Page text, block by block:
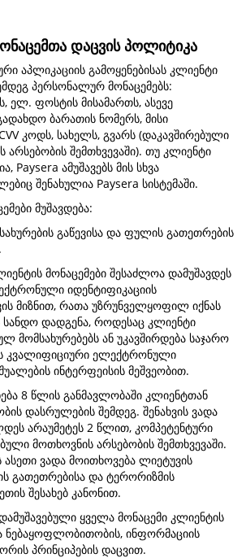
დაცვის პოლიტიკა
აპლიკაციის გამოყენებისას კლიენტი
პერსონალურ მონაცემებს:
ელ. ფოსტის მისამართს, ასევე
ბარათის ნომერს, მისი
კოდს, სახელს, გვარს (დაკავშირებული
არსებობის შემთხვევაში). თუ კლიენტი
Paysera ამუშავებს მის სხვა
შენახულია Paysera სისტემაში.
მუშავდება:
გაწევისა და ფულის გათეთრების
მონაცემები შესაძლოა დამუშავდეს
იდენტიფიკაციის
მიზნით, რათა უზრუნველყოფილ იქნას
სანდო დადგენა, როდესაც კლიენტი
მომსახურებებს ან უკავშირდება საჯარო
კვალიფიციური ელექტრონული
ინტერფეისის მეშვეობით.
8 წლის განმავლობაში კლიენტთან
დასრულების შემდეგ. შენახვის ვადა
არაუმეტეს 2 წლით, კომპეტენტური
მოთხოვნის არსებობის შემთხვევაში.
ასეთი ვადა მოითხოვება ლიეტუვის
გათეთრებისა და ტერორიზმის
შესახებ კანონით.
ყველა მონაცემი კლიენტის
ნებაყოფლობითობის, ინფორმაციის
პრინციპების დაცვით.